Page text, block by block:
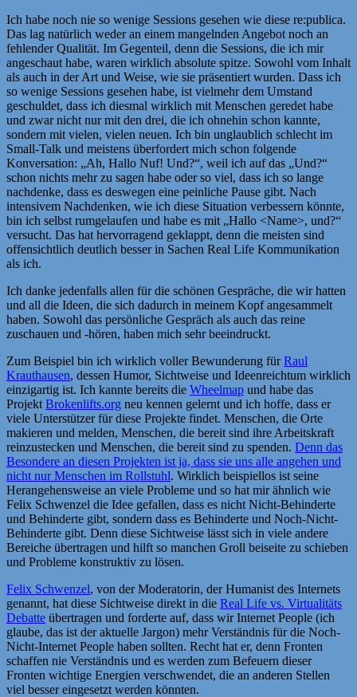
Ich habe noch nie so wenige Sessions gesehen wie diese re:publica.
Das lag natürlich weder an einem mangelnden Angebot noch an
fehlender Qualität. Im Gegenteil, denn die Sessions, die ich mir
angeschaut habe, waren wirklich absolute spitze. Sowohl vom Inhalt
als auch in der Art und Weise, wie sie präsentiert wurden. Dass ich
so wenige Sessions gesehen habe, ist vielmehr dem Umstand
geschuldet, dass ich diesmal wirklich mit Menschen geredet habe
und zwar nicht nur mit den drei, die ich ohnehin schon kannte,
sondern mit vielen, vielen neuen. Ich bin unglaublich schlecht im
Small-Talk und meistens überfordert mich schon folgende
Konversation: „Ah, Hallo Nuf! Und?“, weil ich auf das „Und?“
schon nichts mehr zu sagen habe oder so viel, dass ich so lange
nachdenke, dass es deswegen eine peinliche Pause gibt. Nach
intensivem Nachdenken, wie ich diese Situation verbessern könnte,
bin ich selbst rumgelaufen und habe es mit „Hallo <Name>, und?“
versucht. Das hat hervorragend geklappt, denn die meisten sind
offensichtlich deutlich besser in Sachen Real Life Kommunikation
als ich.
Ich danke jedenfalls allen für die schönen Gespräche, die wir hatten
und all die Ideen, die sich dadurch in meinem Kopf angesammelt
haben. Sowohl das persönliche Gespräch als auch das reine
zuschauen und -hören, haben mich sehr beeindruckt.
Zum Beispiel bin ich wirklich voller Bewunderung fürRaul
Krauthausen, dessen Humor, Sichtweise und Ideenreichtum wirklich
einzigartig ist. Ich kannte bereits die Wheelmap und habe das
Projekt Brokenlifts.org neu kennen gelernt und ich hoffe, dass er
viele Unterstützer für diese Projekte findet. Menschen, die Orte
makieren und melden, Menschen, die bereit sind ihre Arbeitskraft
reinzustecken und Menschen, die bereit sind zu spenden. Denn das
Besondere an diesen Projekten ist ja, dass sie uns alle angehen und
nicht nur Menschen im Rollstuhl. Wirklich beispiellos ist seine
Herangehensweise an viele Probleme und so hat mir ähnlich wie
Felix Schwenzel die Idee gefallen, dass es nicht Nicht-Behinderte
und Behinderte gibt, sondern dass es Behinderte und Noch-Nicht-
Behinderte gibt. Denn diese Sichtweise lässt sich in viele andere
Bereiche übertragen und hilft so manchen Groll beiseite zu schieben
und Probleme konstruktiv zu lösen.
Felix Schwenzel, von der Moderatorin, der Humanist des Internets
genannt, hat diese Sichtweise direkt in die Real Life vs. Virtualitäts
Debatte übertragen und forderte auf, dass wir Internet People (ich
glaube, das ist der aktuelle Jargon) mehr Verständnis für die Noch-
Nicht-Internet People haben sollten. Recht hat er, denn Fronten
schaffen nie Verständnis und es werden zum Befeuern dieser
Fronten wichtige Energien verschwendet, die an anderen Stellen
viel besser eingesetzt werden könnten.